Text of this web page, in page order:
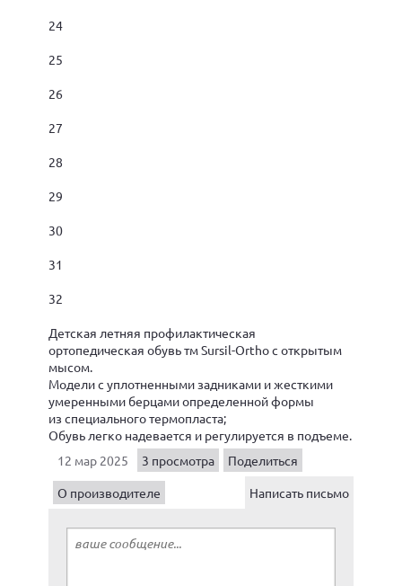
24
25
26
27
28
29
30
31
32
Детская летняя профилактическая
ортопедическая обувь тм Sursil-Ortho с открытым
мысом.
Модели с уплотненными задниками и жесткими
умеренными берцами определенной формы
из специального термопласта;
Обувь легко надевается и регулируется в подъеме.
12 мар 2025
3 просмотра
Поделиться
О производителе
Написать письмо